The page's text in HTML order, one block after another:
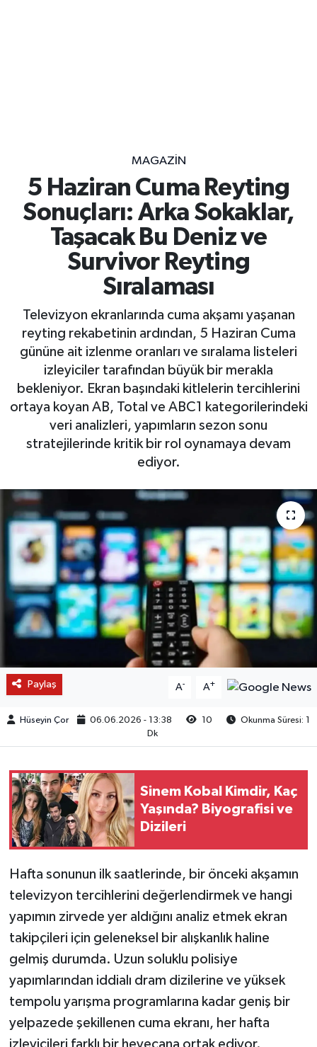
MAGAZİN
5 Haziran Cuma Reyting
Sonuçları: Arka Sokaklar,
Taşacak Bu Deniz ve
Survivor Reyting
Sıralaması
Televizyon ekranlarında cuma akşamı yaşanan
reyting rekabetinin ardından, 5 Haziran Cuma
gününe ait izlenme oranları ve sıralama listeleri
izleyiciler tarafından büyük bir merakla
bekleniyor. Ekran başındaki kitlelerin tercihlerini
ortaya koyan AB, Total ve ABC1 kategorilerindeki
veri analizleri, yapımların sezon sonu
stratejilerinde kritik bir rol oynamaya devam
ediyor.
Paylaş A- A+
Hüseyin Çor 06.06.2026 - 13:38 10
Okunma Süresi: 1
Dk
Sinem Kobal Kimdir, Kaç
Yaşında? Biyografisi ve
Dizileri
Hafta sonunun ilk saatlerinde, bir önceki akşamın
televizyon tercihlerini değerlendirmek ve hangi
yapımın zirvede yer aldığını analiz etmek ekran
takipçileri için geleneksel bir alışkanlık haline
gelmiş durumda. Uzun soluklu polisiye
yapımlarından iddialı dram dizilerine ve yüksek
tempolu yarışma programlarına kadar geniş bir
yelpazede şekillenen cuma ekranı, her hafta
izleyicileri farklı bir heyecana ortak ediyor.